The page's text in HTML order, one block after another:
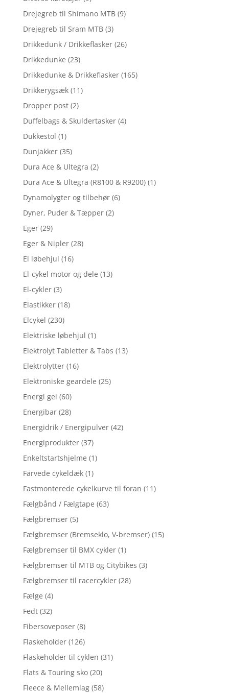
Drejegreb til Shimano MTB (9)
Drejegreb til Sram MTB (3)
Drikkedunk / Drikkeflasker (26)
Drikkedunke (23)
Drikkedunke & Drikkeflasker (165)
Drikkerygsæk (11)
Dropper post (2)
Duffelbags & Skuldertasker (4)
Dukkestol (1)
Dunjakker (35)
Dura Ace & Ultegra (2)
Dura Ace & Ultegra (R8100 & R9200) (1)
Dynamolygter og tilbehør (6)
Dyner, Puder & Tæpper (2)
Eger (29)
Eger & Nipler (28)
El løbehjul (16)
El-cykel motor og dele (13)
El-cykler (3)
Elastikker (18)
Elcykel (230)
Elektriske løbehjul (1)
Elektrolyt Tabletter & Tabs (13)
Elektrolytter (16)
Elektroniske geardele (25)
Energi gel (60)
Energibar (28)
Energidrik / Energipulver (42)
Energiprodukter (37)
Enkeltstartshjelme (1)
Farvede cykeldæk (1)
Fastmonterede cykelkurve til foran (11)
Fælgbånd / Fælgtape (63)
Fælgbremser (5)
Fælgbremser (Bremseklo, V-bremser) (15)
Fælgbremser til BMX cykler (1)
Fælgbremser til MTB og Citybikes (3)
Fælgbremser til racercykler (28)
Fælge (4)
Fedt (32)
Fibersoveposer (8)
Flaskeholder (126)
Flaskeholder til cyklen (31)
Flats & Touring sko (20)
Fleece & Mellemlag (58)